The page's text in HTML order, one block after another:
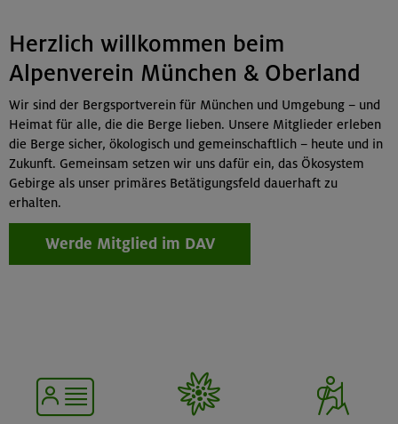
Herzlich willkommen beim
Alpenverein München & Oberland
Wir sind der Bergsportverein für München und Umgebung – und
Heimat für alle, die die Berge lieben. Unsere Mitglieder erleben
die Berge sicher, ökologisch und gemeinschaftlich – heute und in
Zukunft. Gemeinsam setzen wir uns dafür ein, das Ökosystem
Gebirge als unser primäres Betätigungsfeld dauerhaft zu
erhalten.
Werde Mitglied im DAV